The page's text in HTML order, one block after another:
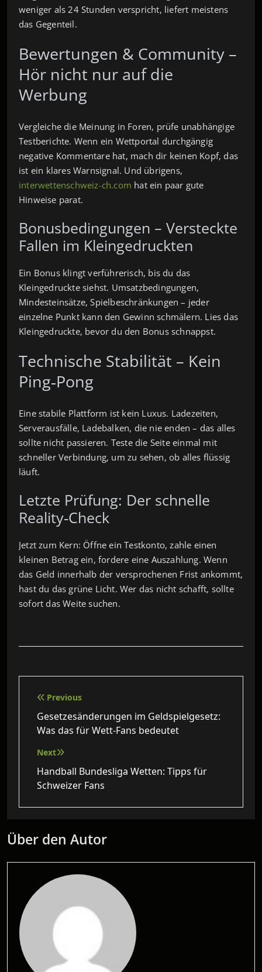
weniger als 24 Stunden verspricht, liefert meistens
das Gegenteil.
Bewertungen & Community –
Hör nicht nur auf die
Werbung
Vergleiche die Meinung in Foren, prüfe unabhängige
Testberichte. Wenn ein Wettportal durchgängig
negative Kommentare hat, mach dir keinen Kopf, das
ist ein klares Warnsignal. Und übrigens,
interwettenschweiz-ch.com hat ein paar gute
Hinweise parat.
Bonusbedingungen – Versteckte
Fallen im Kleingedruckten
Ein Bonus klingt verführerisch, bis du das
Kleingedruckte siehst. Umsatzbedingungen,
Mindesteinsätze, Spielbeschränkungen – jeder
einzelne Punkt kann den Gewinn schmälern. Lies das
Kleingedruckte, bevor du den Bonus schnappst.
Technische Stabilität – Kein
Ping‑Pong
Eine stabile Plattform ist kein Luxus. Ladezeiten,
Serverausfälle, Ladebalken, die nie enden – das alles
sollte nicht passieren. Teste die Seite einmal mit
schneller Verbindung, um zu sehen, ob alles flüssig
läuft.
Letzte Prüfung: Der schnelle
Reality‑Check
Jetzt zum Kern: Öffne ein Testkonto, zahle einen
kleinen Betrag ein, fordere eine Auszahlung. Wenn
das Geld innerhalb der versprochenen Frist ankommt,
hast du das grüne Licht. Wer das nicht schafft, sollte
sofort das Weite suchen.
Beitragsnavigation
Previous
Gesetzesänderungen im Geldspielgesetz:
Was das für Wett-Fans bedeutet
Next
Handball Bundesliga Wetten: Tipps für
Schweizer Fans
Über den Autor